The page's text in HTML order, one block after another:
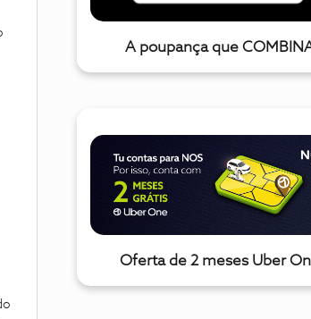
A poupança que
Oferta de 2 meses Uber